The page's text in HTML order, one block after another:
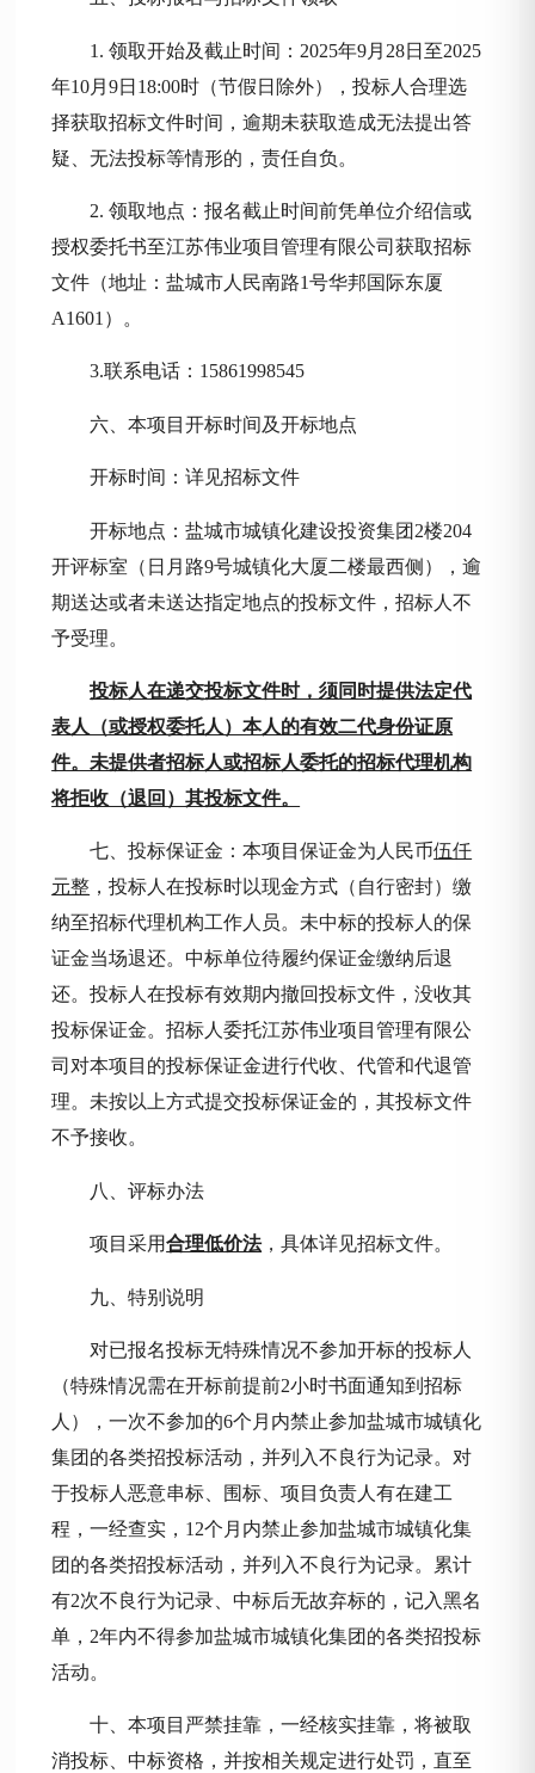
1. 领取开始及截止时间： 2025年9月28日至2025
年10月9日 18:00时（节假日除外），投标人合理选
择获取招标文件时间，逾期未获取造成无法提出答
疑、无法投标等情形的，责任自负。
2. 领取地点：报名截止时间前凭单位介绍信或
授权委托书至江苏伟业项目管理有限公司获取招标
文件（地址：盐城市人民南路1号华邦国际东厦
A1601 ）。
3.联系电话：15861998545
六、本项目开标时间及开标地点
开标时间：详见招标文件
开标地点：盐城市城镇化建设投资集团 2楼204
开评标室（日月路9号城镇化大厦二楼最西侧），逾
期送达或者未送达指定地点的投标文件，招标人不
予受理。
投标人在递交投标文件时，须同时提供法定代
表人（或授权委托人）本人的有效二代身份证原
件。未提供者招标人或招标人委托的招标代理机构
将拒收（退回）其投标文件。
七、投标保证金：本项目保证金为人民币伍仟
元整 ，投标人在投标时以现金方式（自行密封）缴
纳至招标代理机构工作人员。未中标的投标人的保
证金当场退还。中标单位待履约保证金缴纳后退
还。投标人在投标有效期内撤回投标文件，没收其
投标保证金。招标人委托江苏伟业项目管理有限公
司对本项目的投标保证金进行代收、代管和代退管
理。未按以上方式提交投标保证金的，其投标文件
不予接收。
八、评标办法
项目采用合理低价法，具体详见招标文件。
九、特别说明
对已报名投标无特殊情况不参加开标的投标人
（特殊情况需在开标前提前2小时书面通知到招标
人），一次不参加的6个月内禁止参加盐城市城镇化
集团的各类招投标活动，并列入不良行为记录。对
于投标人恶意串标、围标、项目负责人有在建工
程，一经查实，12个月内禁止参加盐城市城镇化集
团的各类招投标活动，并列入不良行为记录。累计
有2次不良行为记录、中标后无故弃标的，记入黑名
单，2年内不得参加盐城市城镇化集团的各类招投标
活动。
十、本项目严禁挂靠，一经核实挂靠，将被取
消投标、中标资格，并按相关规定进行处罚，直至